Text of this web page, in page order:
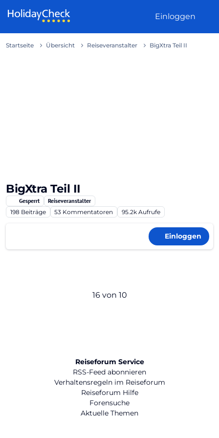
Einloggen
Startseite Übersicht Reiseveranstalter BigXtra Teil II
BigXtra Teil II
Gesperrt
Reiseveranstalter
198 Beiträge 53 Kommentatoren 95.2k Aufrufe
Einloggen
16 von 10
Reiseforum Service
RSS-Feed abonnieren
Verhaltensregeln im Reiseforum
Reiseforum Hilfe
Forensuche
Aktuelle Themen